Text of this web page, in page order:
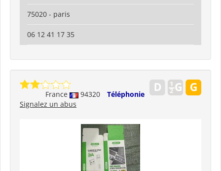
75020 - paris
06 12 41 17 35
France 94320
Téléphonie
Signalez un abus